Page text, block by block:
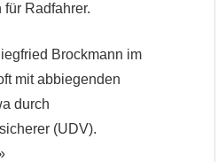
Radfahrer.
Brockmann im
mit abbiegenden
durch
(UDV).